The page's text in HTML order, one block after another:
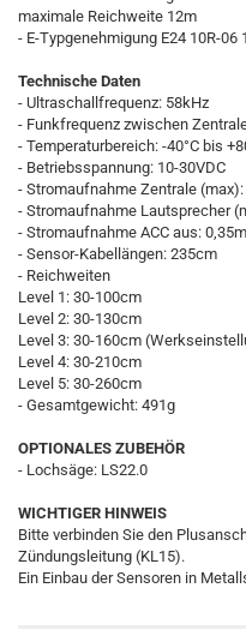
maximale Reichweite 12m
- E-Typgenehmigung E24 10R-06
Technische Daten
- Ultraschallfrequenz: 58kHz
- Funkfrequenz zwischen
- Temperaturbereich: -40°C bis
- Betriebsspannung: 10-30VDC
- Stromaufnahme Zentrale
- Stromaufnahme Lautsprecher
- Stromaufnahme ACC aus:
- Sensor-Kabellängen: 235cm
- Reichweiten
Level 1: 30-100cm
Level 2: 30-130cm
Level 3: 30-160cm
Level 4: 30-210cm
Level 5: 30-260cm
- Gesamtgewicht: 491g
OPTIONALES ZUBEHÖR
- Lochsäge: LS22.0
WICHTIGER HINWEIS
Bitte verbinden Sie den
Zündungsleitung (KL15).
Ein Einbau der Sensoren in